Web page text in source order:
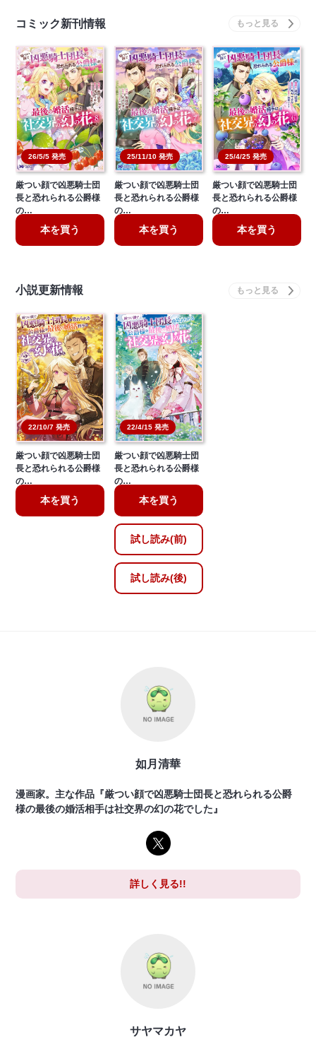
コミック新刊情報
26/5/5 発売
厳つい顔で凶悪騎士団
長と恐れられる公爵様
の…
本を買う
25/11/10 発売
厳つい顔で凶悪騎士団
長と恐れられる公爵様
の…
本を買う
25/4/25 発売
厳つい顔で凶悪騎士団
長と恐れられる公爵様
の…
本を買う
小説更新情報
22/10/7 発売
厳つい顔で凶悪騎士団
長と恐れられる公爵様
の…
本を買う
22/4/15 発売
厳つい顔で凶悪騎士団
長と恐れられる公爵様
の…
本を買う
試し読み(前)
試し読み(後)
如月清華
漫画家。主な作品『厳つい顔で凶悪騎士団長と恐れられる公爵
様の最後の婚活相手は社交界の幻の花でした』
詳しく見る!!
サヤマカヤ